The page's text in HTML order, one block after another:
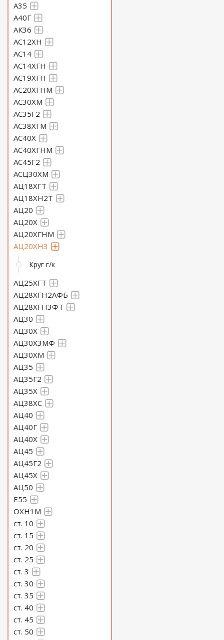
А35
А40Г
АК36
АС12ХН
АС14
АС14ХГН
АС19ХГН
АС20ХГНМ
АС30ХМ
АС35Г2
АС38ХГМ
АС40Х
АС40ХГНМ
АС45Г2
АСЦ30ХМ
АЦ18ХГТ
АЦ18ХН2Т
АЦ20
АЦ20Х
АЦ20ХГНМ
АЦ20ХН3
Круг г/к
АЦ25ХГТ
АЦ28ХГН2АФБ
АЦ28ХГН3ФТ
АЦ30
АЦ30Х
АЦ30Х3МФ
АЦ30ХМ
АЦ35
АЦ35Г2
АЦ35Х
АЦ38ХС
АЦ40
АЦ40Г
АЦ40Х
АЦ45
АЦ45Г2
АЦ45Х
АЦ50
Е55
ОХН1М
ст. 10
ст. 15
ст. 20
ст. 25
ст. 3
ст. 30
ст. 35
ст. 40
ст. 45
ст. 50